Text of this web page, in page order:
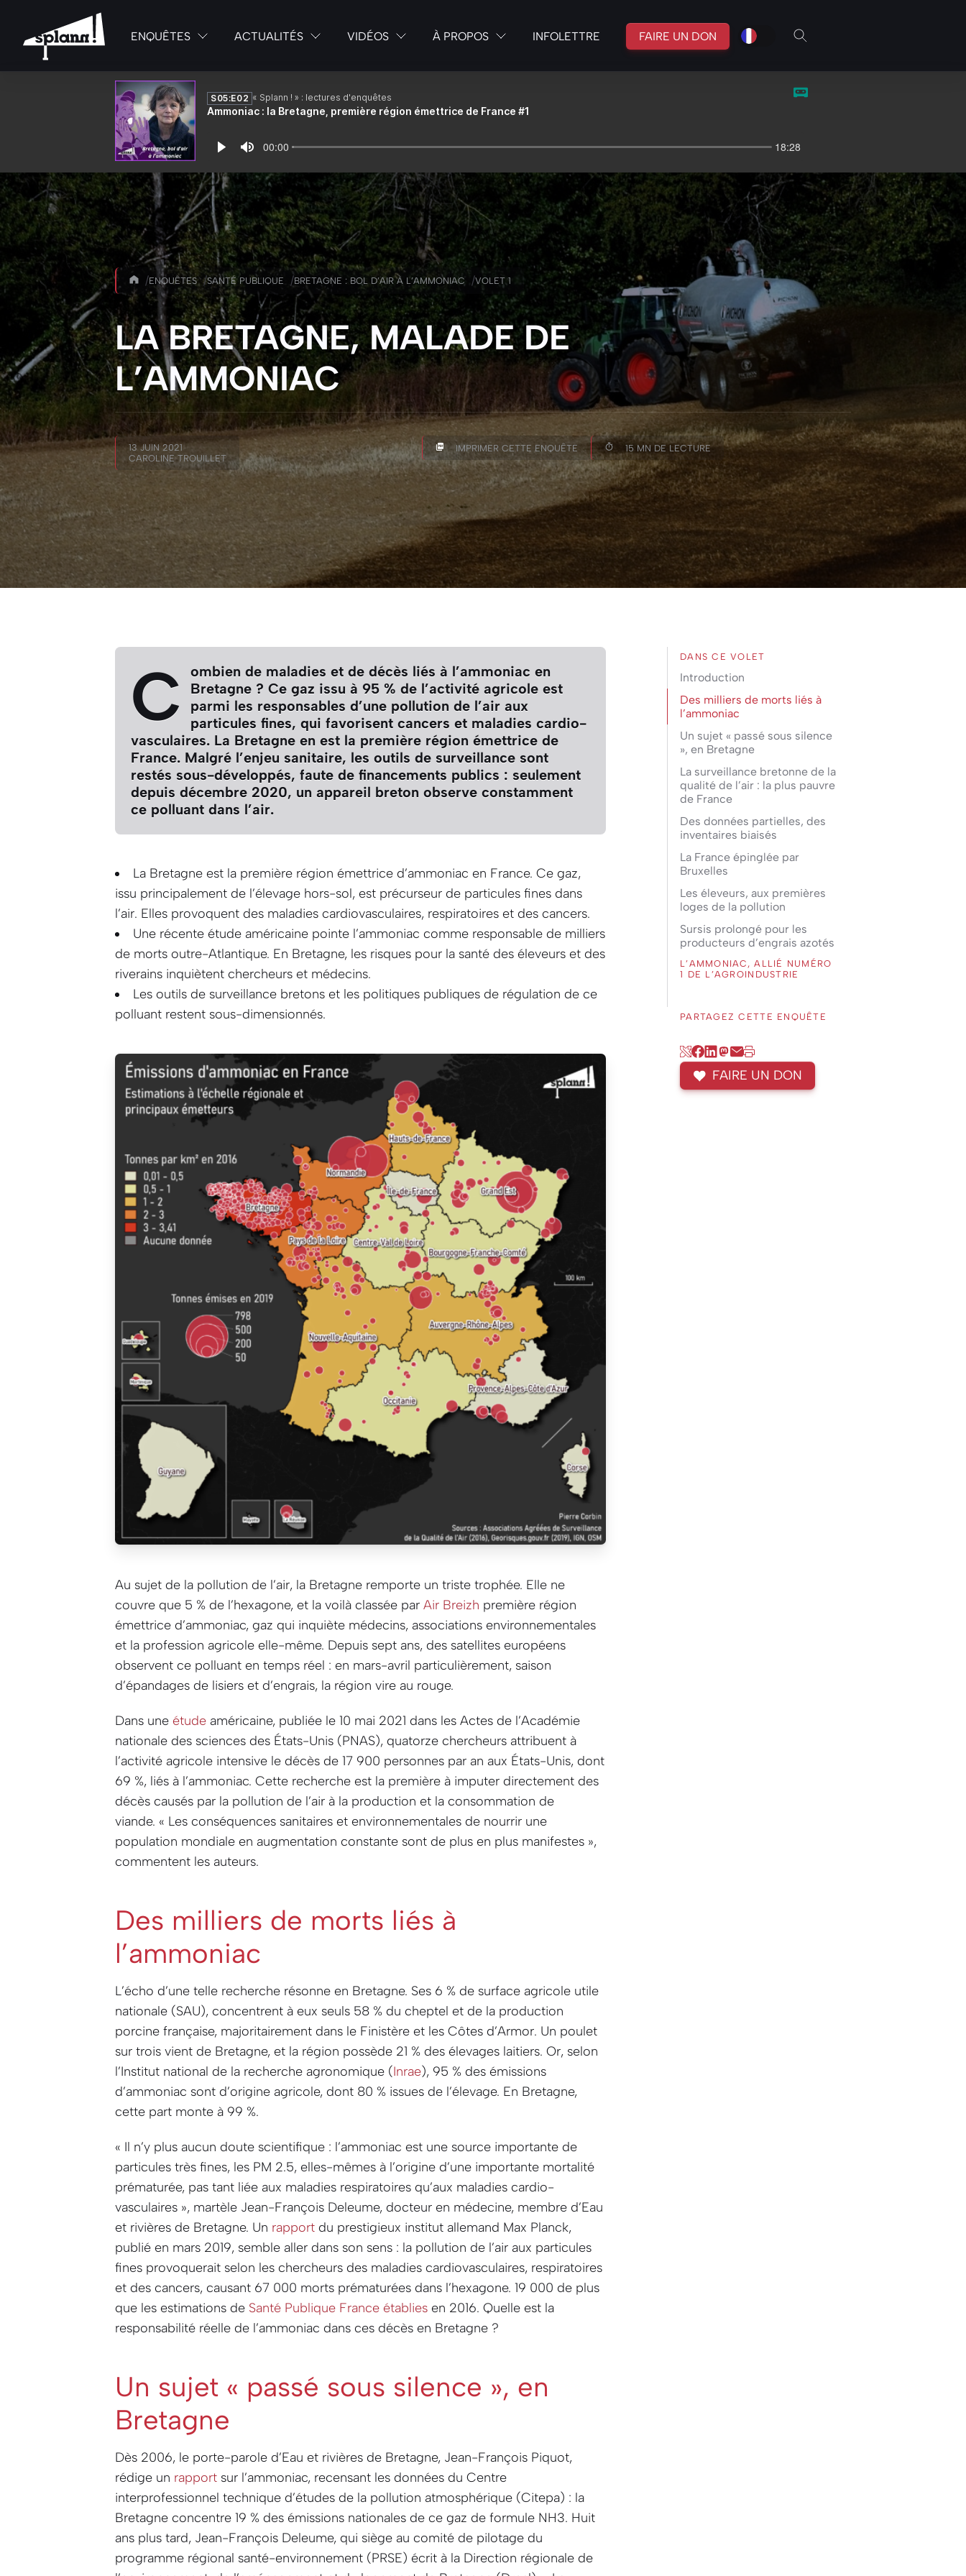
ENQUÊTES ACTUALITÉS VIDÉOS À PROPOS INFOLETTRE FAIRE UN DON br
/ENQUÊTES /SANTÉ PUBLIQUE /BRETAGNE : BOL D’AIR À L’AMMONIAC /VOLET 1
LA BRETAGNE, MALADE DE
L’AMMONIAC
13 JUIN 2021
CAROLINE TROUILLET
IMPRIMER CETTE ENQUÊTE 15 MN DE LECTURE
DANS CE VOLET
Introduction
Des milliers de morts liés à
l’ammoniac
Un sujet « passé sous silence
», en Bretagne
La surveillance bretonne de la
qualité de l’air : la plus pauvre
de France
Des données partielles, des
inventaires biaisés
La France épinglée par
Bruxelles
Les éleveurs, aux premières
loges de la pollution
Sursis prolongé pour les
producteurs d’engrais azotés
L’AMMONIAC, ALLIÉ NUMÉRO
1 DE L’AGROINDUSTRIE
PARTAGEZ CETTE ENQUÊTE
FAIRE UN DON
C
ombien de maladies et de décès liés à l’ammoniac en
Bretagne ? Ce gaz issu à 95 % de l’activité agricole est
parmi les responsables d’une pollution de l’air aux
particules fines, qui favorisent cancers et maladies cardio-
vasculaires. La Bretagne en est la première région émettrice de
France. Malgré l’enjeu sanitaire, les outils de surveillance sont
restés sous-développés, faute de financements publics : seulement
depuis décembre 2020, un appareil breton observe constamment
ce polluant dans l’air.
La Bretagne est la première région émettrice d’ammoniac en France. Ce gaz,
issu principalement de l’élevage hors-sol, est précurseur de particules fines dans
l’air. Elles provoquent des maladies cardiovasculaires, respiratoires et des cancers.
Une récente étude américaine pointe l’ammoniac comme responsable de milliers
de morts outre-Atlantique. En Bretagne, les risques pour la santé des éleveurs et des
riverains inquiètent chercheurs et médecins.
Les outils de surveillance bretons et les politiques publiques de régulation de ce
polluant restent sous-dimensionnés.
Au sujet de la pollution de l’air, la Bretagne remporte un triste trophée. Elle ne
couvre que 5 % de l’hexagone, et la voilà classée parAir Breizh première région
émettrice d’ammoniac, gaz qui inquiète médecins, associations environnementales
et la profession agricole elle-même. Depuis sept ans, des satellites européens
observent ce polluant en temps réel : en mars-avril particulièrement, saison
d’épandages de lisiers et d’engrais, la région vire au rouge.
Dans uneétude américaine, publiée le 10 mai 2021 dans les Actes de l’Académie
nationale des sciences des États-Unis (PNAS), quatorze chercheurs attribuent à
l’activité agricole intensive le décès de 17 900 personnes par an aux États-Unis, dont
69 %, liés à l’ammoniac. Cette recherche est la première à imputer directement des
décès causés par la pollution de l’air à la production et la consommation de
viande. « Les conséquences sanitaires et environnementales de nourrir une
population mondiale en augmentation constante sont de plus en plus manifestes »,
commentent les auteurs.
Des milliers de morts liés à
l’ammoniac
L’écho d’une telle recherche résonne en Bretagne. Ses 6 % de surface agricole utile
nationale (SAU), concentrent à eux seuls 58 % du cheptel et de la production
porcine française, majoritairement dans le Finistère et les Côtes d’Armor. Un poulet
sur trois vient de Bretagne, et la région possède 21 % des élevages laitiers. Or, selon
l’Institut national de la recherche agronomique (Inrae), 95 % des émissions
d’ammoniac sont d’origine agricole, dont 80 % issues de l’élevage. En Bretagne,
cette part monte à 99 %.
« Il n’y plus aucun doute scientifique : l’ammoniac est une source importante de
particules très fines, les PM 2.5, elles-mêmes à l’origine d’une importante mortalité
prématurée, pas tant liée aux maladies respiratoires qu’aux maladies cardio-
vasculaires », martèle Jean-François Deleume, docteur en médecine, membre d’Eau
et rivières de Bretagne. Un rapport du prestigieux institut allemand Max Planck,
publié en mars 2019, semble aller dans son sens : la pollution de l’air aux particules
fines provoquerait selon les chercheurs des maladies cardiovasculaires, respiratoires
et des cancers, causant 67 000 morts prématurées dans l’hexagone. 19 000 de plus
que les estimations de Santé Publique France établies en 2016. Quelle est la
responsabilité réelle de l’ammoniac dans ces décès en Bretagne ?
Un sujet « passé sous silence », en
Bretagne
Dès 2006, le porte-parole d’Eau et rivières de Bretagne, Jean-François Piquot,
rédige un rapport sur l’ammoniac, recensant les données du Centre
interprofessionnel technique d’études de la pollution atmosphérique (Citepa) : la
Bretagne concentre 19 % des émissions nationales de ce gaz de formule NH3. Huit
ans plus tard, Jean-François Deleume, qui siège au comité de pilotage du
programme régional santé-environnement (PRSE) écrit à la Direction régionale de